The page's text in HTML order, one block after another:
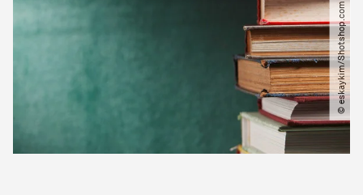
© eskaykim​/​Shotshop.com